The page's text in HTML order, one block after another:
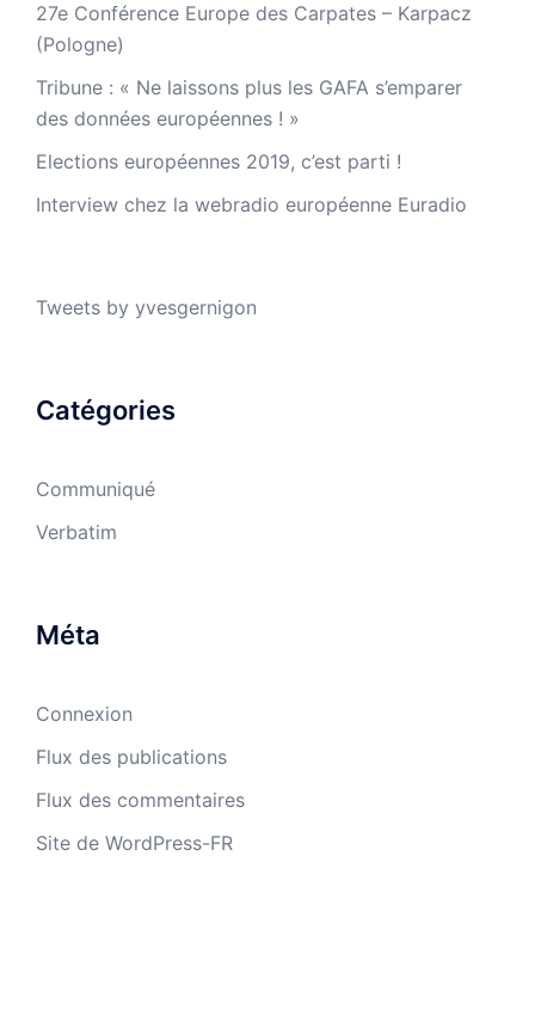
27e Conférence Europe des Carpates – Karpacz
(Pologne)
Tribune : « Ne laissons plus les GAFA s’emparer
des données européennes ! »
Elections européennes 2019, c’est parti !
Interview chez la webradio européenne Euradio
Tweets by yvesgernigon
Catégories
Communiqué
Verbatim
Méta
Connexion
Flux des publications
Flux des commentaires
Site de WordPress-FR